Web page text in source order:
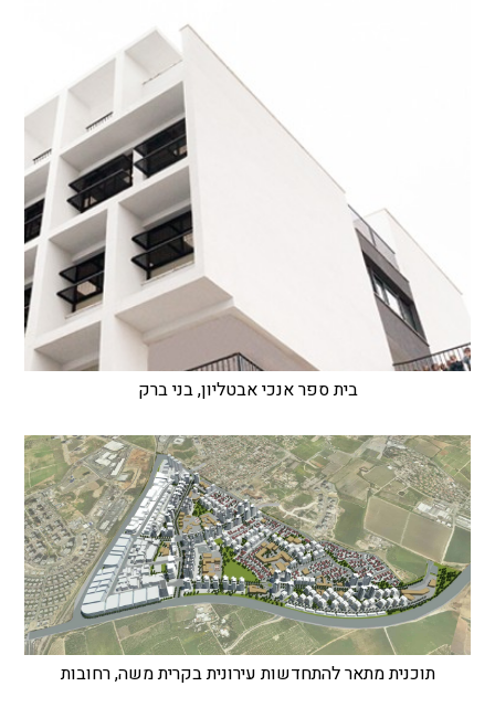
בית ספר אנכי אבטליון, בני ברק
תוכנית מתאר להתחדשות עירונית בקרית משה, רחובות